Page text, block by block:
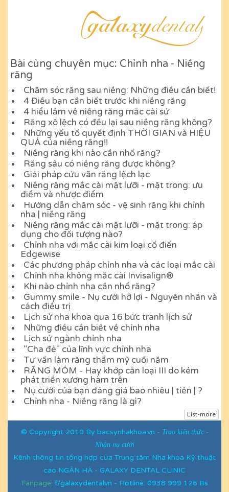
Bài cùng chuyên mục: Chỉnh nha - Niềng
răng
Chăm sóc răng sau niềng: Những điều cần biết!
4 Điều bạn cần biết trước khi niềng răng
4 hiểu lầm về niềng răng mắc cài sứ
Răng xô lệch có đều lại sau niềng răng không?
Những yếu tố quyết định THỜI GIAN và HIỆU
QUẢ của niềng răng!!
Niềng răng khi nào cần nhổ răng?
Răng sâu có niềng răng được không?
Giải pháp cứu vãn răng lệch lạc
Niềng răng mắc cài mặt lưỡi - mặt trong: ưu
điểm và nhược điểm
Hướng dẫn chăm sóc - vệ sinh răng khi chỉnh
nha | niềng răng
Niềng răng mắc cài mặt lưỡi - mặt trong: áp
dụng cho đối tượng nào?
Chỉnh nha với mắc cài kim loại cổ điển
Edgewise
Các phương pháp chỉnh nha và các loại mắc cài
Chỉnh nha không mắc cài Invisalign®
Khi nào chỉnh nha cần nhổ răng?
Gummy smile - Nụ cười hở lợi - Nguyên nhân và
cách điều trị
Lịch sử nha khoa qua 16 bức tranh lịch sử
Những điều cần biết về chỉnh nha
Lịch sử ngành chỉnh nha
"Cha đẻ" của lĩnh vực chỉnh nha
Tư vấn làm răng thẩm mỹ cuối năm
RĂNG MÓM - Hay khớp cắn loại III do kém
phát triển xương hàm trên
Nụ cười của bạn đáng giá bao nhiêu | tiền | ?
Chỉnh nha - Niềng răng là gì?
List-more
© Copyright 2010 By bacsynhakhoa.vn - Trao kiến thức -
Nhận nụ cười
Kênh thông tin tổng hợp của Trung tâm Nha khoa Kỹ thuật
cao NGÂN HÀ - GALAXY DENTAL CLINIC
Fanpage: f/galaxydentalvn - Hotline: 0938 999 126 Bs